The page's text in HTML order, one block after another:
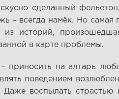
сделанный
– всегда намёк. Но самая
историй,
в карте проблемы.
на алтарь
поведением
воспылать страстью